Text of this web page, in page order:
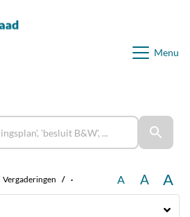
Menu
Vergaderingen · A A A